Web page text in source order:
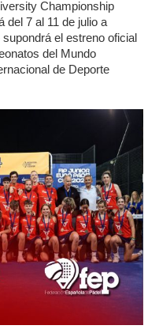
Championship
del 7 al 11 de julio a
el estreno oficial
del Mundo
de Deporte